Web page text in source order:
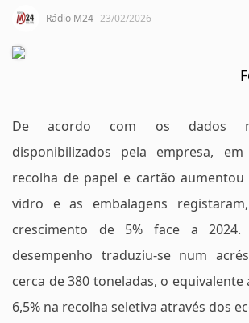
Rádio M24 23/02/2026
De acordo com os dados
disponibilizados pela empresa,
recolha de papel e cartão aumentou
vidro e as embalagens
crescimento de 5% face a
desempenho traduziu-se num
cerca de 380 toneladas, o
6,5% na recolha seletiva através dos